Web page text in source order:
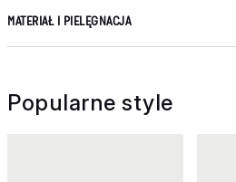
MATERIAŁ I PIELĘGNACJA
Popularne style